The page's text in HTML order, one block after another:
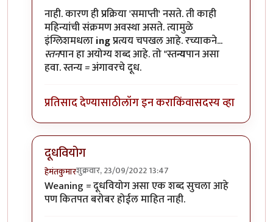
नाही. कारण ही प्रक्रिया 'समाप्ती' नसते. ती काही
महिन्यांची संक्रमण अवस्था असते. त्यामुळे
इंग्लिशमधलाingप्रत्यय चपखल आहे. रच्याकने...
स्तनपान हा अयोग्य शब्द आहे. तो "स्तन्यपान असा
हवा. स्तन्य = अंगावरचे दूध.
प्रतिसाद देण्यासाठीलॉग इन कराकिंवासदस्य व्हा
दूधवियोग
हेमंतकुमारशुक्रवार, 23/09/2022 13:47
In reply toनेहेमीसारखाच छान लेख. चाळीसbyशेखरमोघे
Weaning = दूधवियोग असा एक शब्द सुचला आहे
पण कितपत बरोबर होईल माहित नाही.